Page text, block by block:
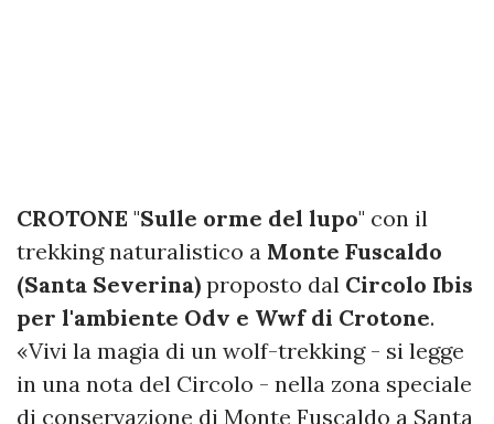
CROTONE "Sulle orme del lupo" con il
trekking naturalistico a Monte Fuscaldo
(Santa Severina) proposto dal Circolo Ibis
per l'ambiente Odv e Wwf di Crotone.
«Vivi la magia di un wolf-trekking - si legge
in una nota del Circolo - nella zona speciale
di conservazione di Monte Fuscaldo a Santa